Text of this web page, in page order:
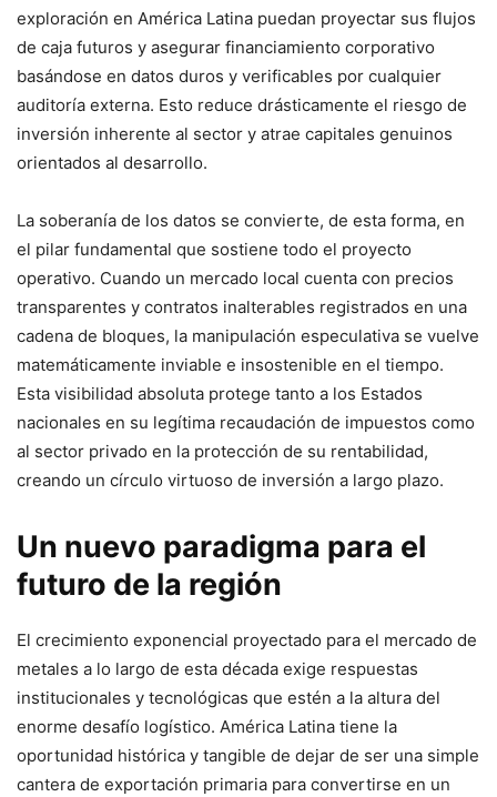
exploración en América Latina puedan proyectar sus flujos
de caja futuros y asegurar financiamiento corporativo
basándose en datos duros y verificables por cualquier
auditoría externa. Esto reduce drásticamente el riesgo de
inversión inherente al sector y atrae capitales genuinos
orientados al desarrollo.
La soberanía de los datos se convierte, de esta forma, en
el pilar fundamental que sostiene todo el proyecto
operativo. Cuando un mercado local cuenta con precios
transparentes y contratos inalterables registrados en una
cadena de bloques, la manipulación especulativa se vuelve
matemáticamente inviable e insostenible en el tiempo.
Esta visibilidad absoluta protege tanto a los Estados
nacionales en su legítima recaudación de impuestos como
al sector privado en la protección de su rentabilidad,
creando un círculo virtuoso de inversión a largo plazo.
Un nuevo paradigma para el
futuro de la región
El crecimiento exponencial proyectado para el mercado de
metales a lo largo de esta década exige respuestas
institucionales y tecnológicas que estén a la altura del
enorme desafío logístico. América Latina tiene la
oportunidad histórica y tangible de dejar de ser una simple
cantera de exportación primaria para convertirse en un